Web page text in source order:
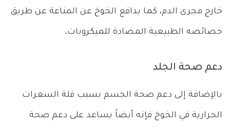
خارج مجرى الدم، كما يدافع الخوخ عن المناعة عن طريق
خصائصه الطبيعية المضادة للميكروبات.
دعم صحة الجلد
بالإضافة إلى دعم صحة الجسم بسبب قلة السعرات
الحرارية في الخوخ فإنه أيضاً يساعد على دعم صحة